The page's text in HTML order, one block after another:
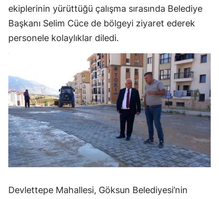
ekiplerinin yürüttüğü çalışma sırasında Belediye
Başkanı Selim Cüce de bölgeyi ziyaret ederek
personele kolaylıklar diledi.
Devlettepe Mahallesi, Göksun Belediyesi’nin